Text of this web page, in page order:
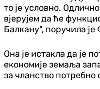
то је условно.
вјерујем да ће
Балкану", поручила
Она је истакла да је
економије земаља
за чланство